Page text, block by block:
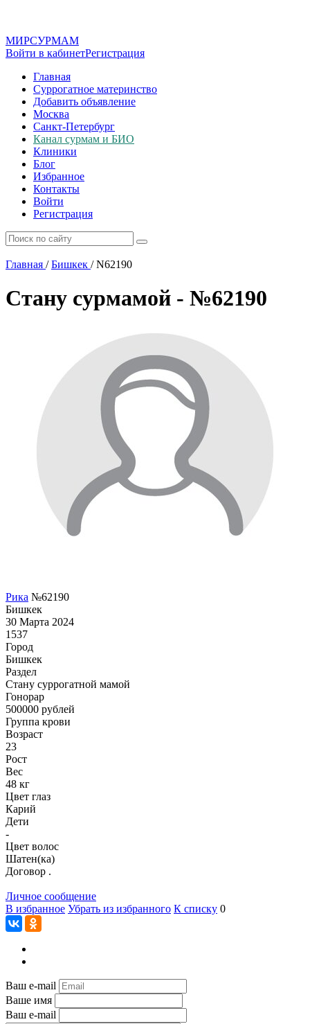
МИРСУРМАМ
Войти в кабинетРегистрация
Главная
Суррогатное материнство
Добавить объявление
Москва
Санкт-Петербург
Канал сурмам и БИО
Клиники
Блог
Избранное
Контакты
Войти
Регистрация
Главная / Бишкек /N62190
Стану сурмамой - №62190
Рика №62190
Бишкек
30 Марта 2024
1537
Город
Бишкек
Раздел
Cтану суррогатной мамой
Гонoрар
500000 рублей
Группа крови
Возраст
23
Рост
Вес
48 кг
Цвет глаз
Карий
Дети
-
Цвет волос
Шатен(ка)
Договор .
Личное сообщение
В избранное Убрать из избранного К списку 0
Ваш e-mail
Ваше имя
Ваш e-mail